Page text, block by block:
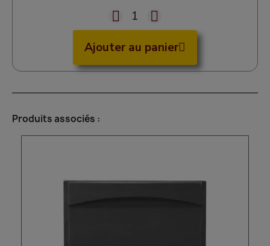
Ajouter au panier
Produits associés :